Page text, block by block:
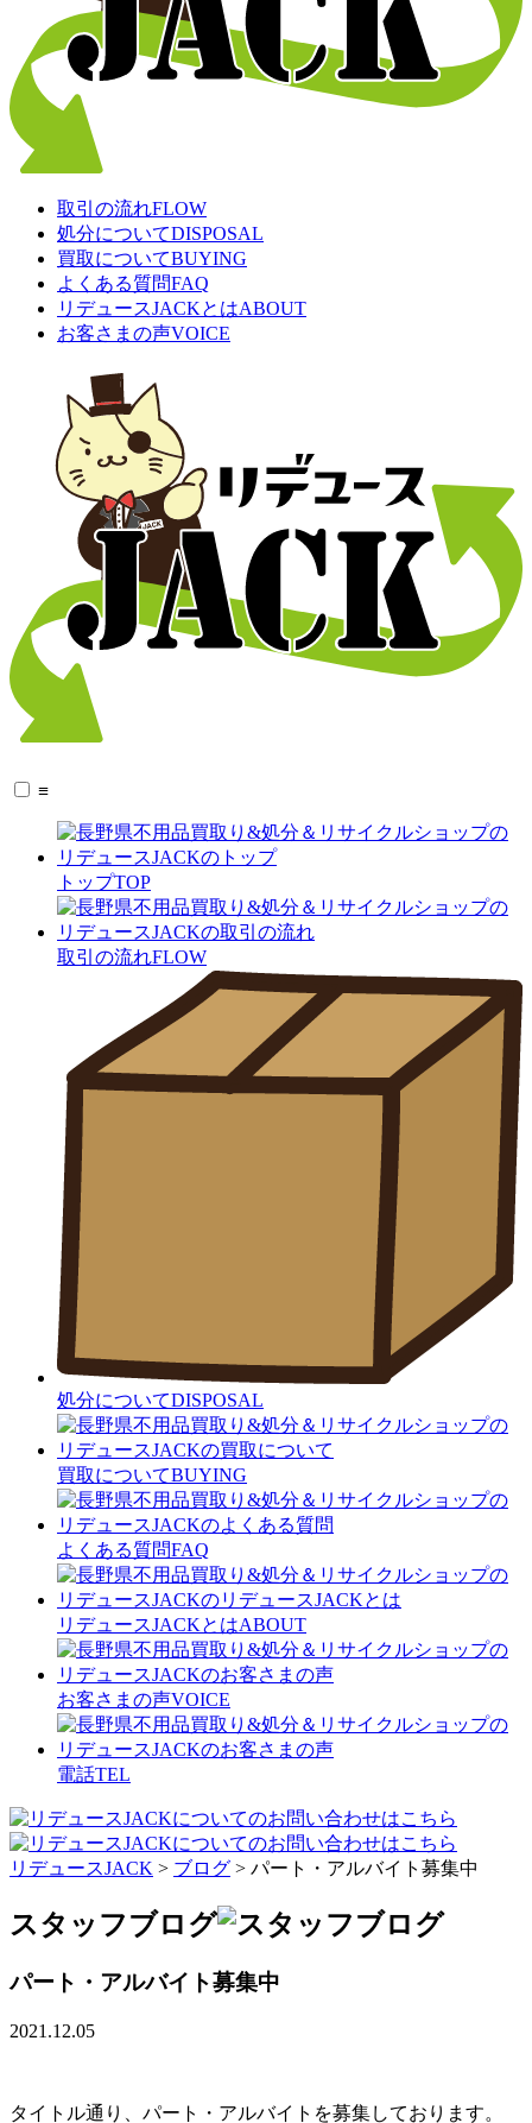
取引の流れFLOW
処分についてDISPOSAL
買取についてBUYING
よくある質問FAQ
リデュースJACKとはABOUT
お客さまの声VOICE
≡
トップTOP
取引の流れFLOW
処分についてDISPOSAL
買取についてBUYING
よくある質問FAQ
リデュースJACKとはABOUT
お客さまの声VOICE
電話TEL
リデュースJACK > ブログ > パート・アルバイト募集中
スタッフブログ
パート・アルバイト募集中
2021.12.05
タイトル通り、パート・アルバイトを募集しております。